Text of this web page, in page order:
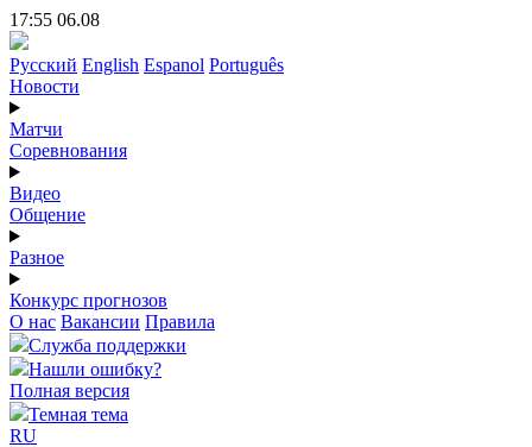
17:55 06.08
Русский English Espanol Português
Новости
Матчи
Соревнования
Видео
Общение
Разное
Конкурс прогнозов
О нас Вакансии Правила
Служба поддержки
Нашли ошибку?
Полная версия
Темная тема
RU